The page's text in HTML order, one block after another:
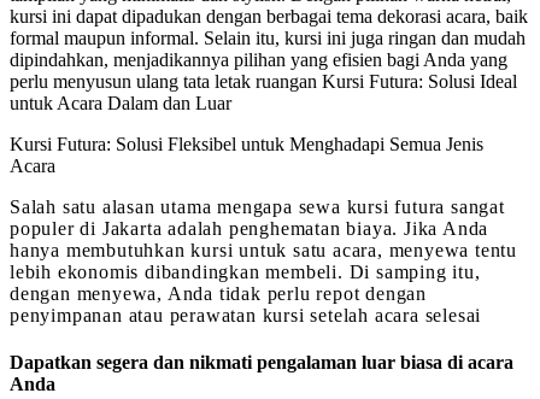
kursi ini dapat dipadukan dengan berbagai tema dekorasi acara, baik
formal maupun informal. Selain itu, kursi ini juga ringan dan mudah
dipindahkan, menjadikannya pilihan yang efisien bagi Anda yang
perlu menyusun ulang tata letak ruangan Kursi Futura: Solusi Ideal
untuk Acara Dalam dan Luar
Kursi Futura: Solusi Fleksibel untuk Menghadapi Semua Jenis
Acara
Salah satu alasan utama mengapa sewa kursi futura sangat
populer di Jakarta adalah penghematan biaya. Jika Anda
hanya membutuhkan kursi untuk satu acara, menyewa tentu
lebih ekonomis dibandingkan membeli. Di samping itu,
dengan menyewa, Anda tidak perlu repot dengan
penyimpanan atau perawatan kursi setelah acara selesai
Dapatkan segera dan nikmati pengalaman luar biasa di acara
Anda